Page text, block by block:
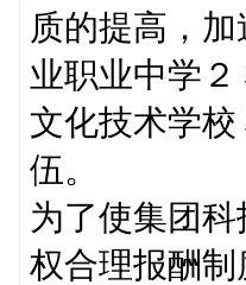
质的提高，
业职业中学
文化技术学
伍。
为了使集团
权合理报酬